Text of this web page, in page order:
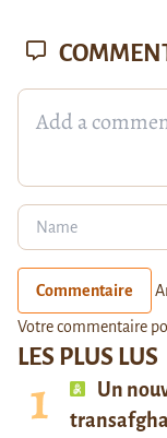
LES PLUS LUS
Un
Commentaire
Votre commentaire